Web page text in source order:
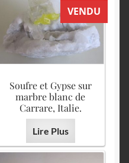
VENDU
Soufre et Gypse sur
marbre blanc de
Carrare, Italie.
Lire Plus